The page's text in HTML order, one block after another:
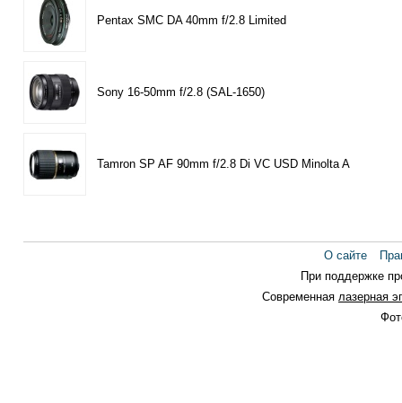
Pentax SMC DA 40mm f/2.8 Limited
Sony 16-50mm f/2.8 (SAL-1650)
Tamron SP AF 90mm f/2.8 Di VC USD Minolta A
О сайте
При поддержке
Современная лазерная